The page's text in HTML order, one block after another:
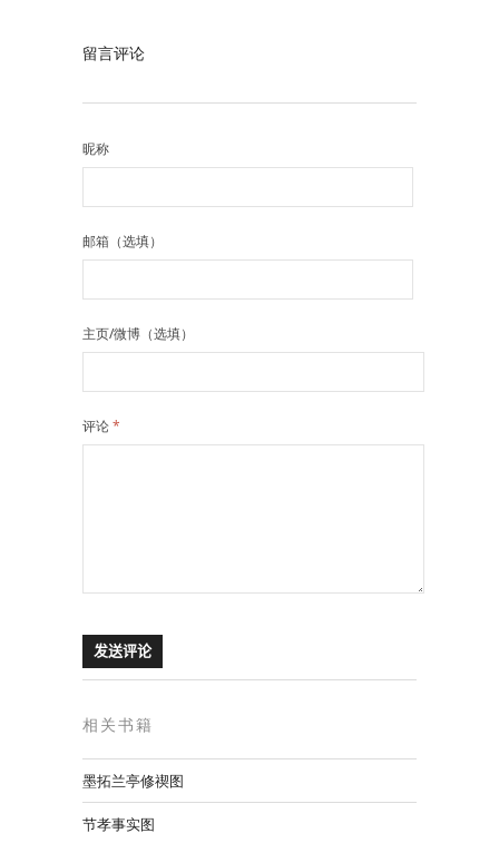
留言评论
昵称
邮箱（选填）
主页/微博（选填）
评论*
相关书籍
墨拓兰亭修禊图
节孝事实图